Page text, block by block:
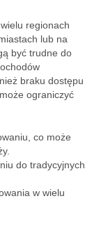
regionach
lub na
być trudne do
braku dostępu
ograniczyć
co może
do tradycyjnych
w wielu